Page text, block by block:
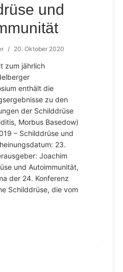
und
/ 20. Oktober 2020
zum jährlich
enthält die
zu den
der Schilddrüse
Morbus Basedow)
– Schilddrüse und
23.
Joachim
und Autoimmunität,
der 24. Konferenz
Schilddrüse, die vom